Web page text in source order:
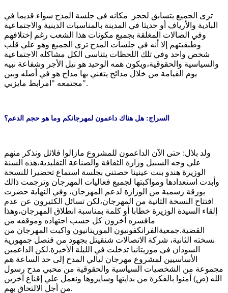
ترى الجميع يتسابق لحجز مكانه في جلسة المدح سواء قديما في
البادية والأرياف أو حديثا في المدينة بالمناسبات الدينية والاجتماعية
وفي الصالات المغلقة بجميع مكونات هذا الشعب رغم إختلافهم
وطبقيتهم إلا أنه في جلسات المدح ترى الجميع وهو علي قلب
شخص واحد وفي تلك اللحظات يتناسى الكل مشاكله الاجتماعية
والسياسية والحقوقية،ويكون همه الوحيد هو نيل الأجر وشفاعة نبيه
يوم القيامة من خلال مدائح يتغني بها مداح هو في أصله وبين
مجتمعه "امرابط مايزبي".
السراج: هل هناك داعمون لمهرجانكم وما هو حجم الدعم؟
ولد بلال: حتى الآن الداعمون للمشروع مازالوا قلائل ونذكر منهم
علي وجه السبيل وزارة الثقافة والصناعة التقليدية،هذه السنة
الوزيرة هندو بنت عينينا خصتني بجلسة استماع تحضيرا للنسخة
وأبدت استعدادها ومواكبتها لجميع فعاليات المهرجان وترجمت ذالك
بورقة رسمية من الوزارة لدعم المهرجان، وفي النهاية حضرت
افتتاح النسخة الثانية من المهرجان،لكن تسائل الكثيرون عن عدم
إلقاء السيدة الوزيرة خطابا أو كلمة بمناسبة انطلاق المهرجان،وهذا
مافسره آخرون كل حسب اجتهاده وموقفه من
القضية.جمعيةالفرانكفونيون الموريتانيون واكبت المهرجان من
نسخته الثانية، شركة الاتصالات شنقيتل بجهود من قنصل جمهورية
السودان في موريتانيا تدخلت في الليلة الأخيرة.لكن الداعمين
الأساسيين لمشروع مهرجان ليالي المدح إلى حد الساعة هم
مجموعة من الشخصيات السياسية والحقوقية من محبي مدح رسول
الله (ص) آمنوا بالفكرة من بدايتها وسايروها ونعمل علي إقناع آخرين
من أجل الالتحاق بهم.